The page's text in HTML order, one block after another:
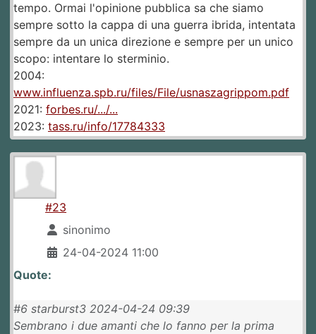
tempo. Ormai l'opinione pubblica sa che siamo
sempre sotto la cappa di una guerra ibrida, intentata
sempre da un unica direzione e sempre per un unico
scopo: intentare lo sterminio.
2004:
www.influenza.spb.ru/files/File/usnaszagrippom.pdf
2021: forbes.ru/.../...
2023: tass.ru/info/17784333
#23
sinonimo
24-04-2024 11:00
Quote:
#6 starburst3 2024-04-24 09:39
Sembrano i due amanti che lo fanno per la prima